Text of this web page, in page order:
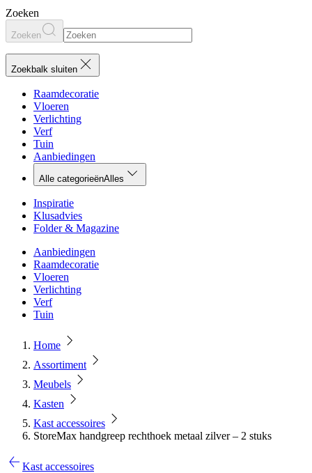
Zoeken
Zoeken
Zoekbalk sluiten
Raamdecoratie
Vloeren
Verlichting
Verf
Tuin
Aanbiedingen
Alle categorieënAlles
Inspiratie
Klusadvies
Folder & Magazine
Aanbiedingen
Raamdecoratie
Vloeren
Verlichting
Verf
Tuin
Home
Assortiment
Meubels
Kasten
Kast accessoires
StoreMax handgreep rechthoek metaal zilver – 2 stuks
Kast accessoires